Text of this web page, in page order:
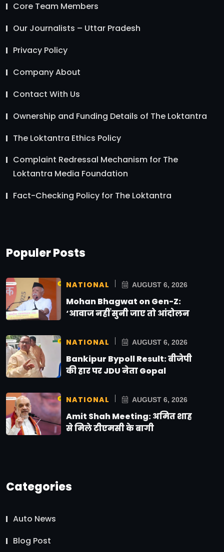
Core Team Members
Our Journalists – Uttar Pradesh
Privacy Policy
Company About
Contact With Us
Ownership and Funding Details of The Loktantra
The Loktantra Ethics Policy
Complaint Redressal Mechanism for The
Loktantra Media Foundation
Fact-Checking Policy for The Loktantra
Populer Posts
NATIONAL AUGUST 6, 2026
Mohan Bhagwat on Gen-Z:
‘आवाज नहीं सुनी जाए तो आंदोलन
NATIONAL AUGUST 6, 2026
Bankipur Bypoll Result: बीजेपी
की हार पर JDU नेता Gopal
NATIONAL AUGUST 6, 2026
Amit Shah Meeting: अमित शाह
से मिले टीएमसी के बागी
Categories
Auto News
Blog Post